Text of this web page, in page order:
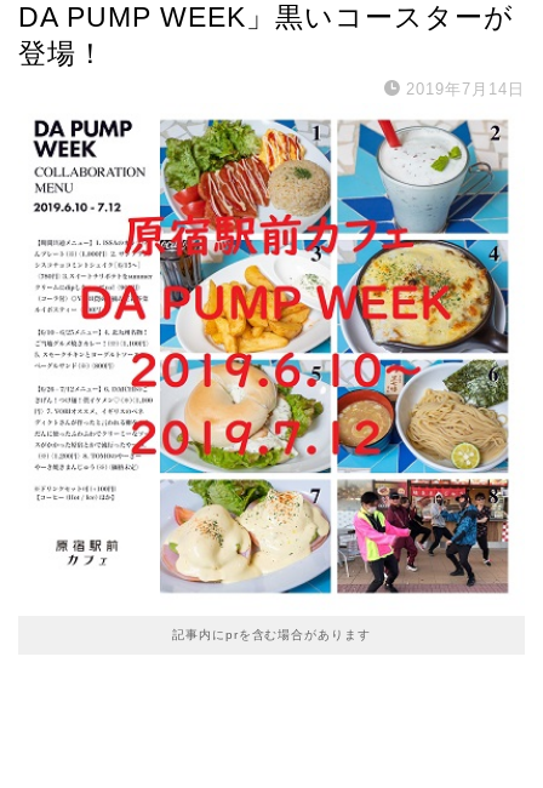
DA PUMP WEEK」黒いコースターが
登場！
2019年7月14日
記事内にprを含む場合があります